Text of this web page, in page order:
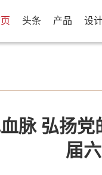
头条 产品 设
脉 弘扬
届